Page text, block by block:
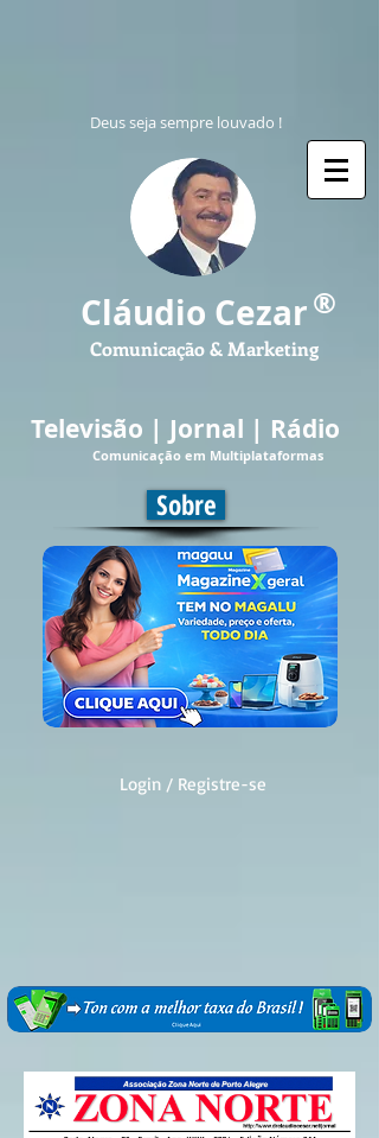
Sobre
Televisão | Jornal | Rádio
Comunicação em Multiplataformas
®
Cláudio Cezar
Comunicação & Marketing
Deus seja sempre louvado !
Login / Registre-se